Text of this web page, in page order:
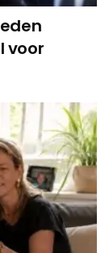
voor